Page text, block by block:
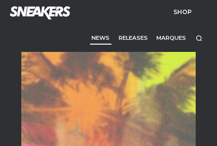
SHOP
NEWS RELEASES MARQUES